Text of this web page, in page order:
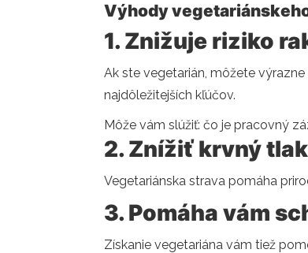
Výhody
1. Znižuje riziko
Ak ste vegetarián, môžete
najdôležitejších kľúčov.
Môže vám slúžiť: čo je pracovný
2. Znížiť krvný tlak
Vegetariánska strava pomáha
3. Pomáha vám
Získanie vegetariána vám tiež